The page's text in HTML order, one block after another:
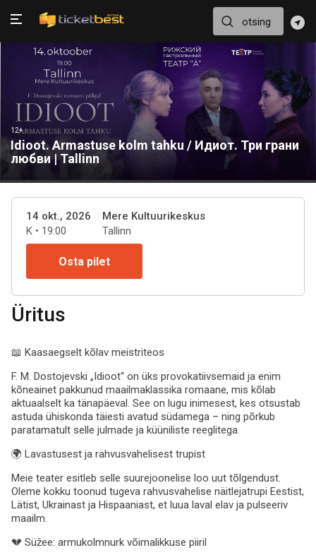
12+
Idioot. Armastuse kolm tahku / Идиот. Три грани
любви | Tallinn
14 okt., 2026
K • 19:00
Mere Kultuurikeskus
Tallinn
Osta pilet
Üritus
📖 Kaasaegselt kõlav meistriteos
F. M. Dostojevski „Idioot“ on üks provokatiivsemaid ja enim
kõneainet pakkunud maailmaklassika romaane, mis kõlab
aktuaalselt ka tänapäeval. See on lugu inimesest, kes otsustab
astuda ühiskonda täiesti avatud südamega – ning põrkub
paratamatult selle julmade ja küüniliste reeglitega.
🌍 Lavastusest ja rahvusvahelisest trupist
Meie teater esitleb selle suurejoonelise loo uut tõlgendust.
Oleme kokku toonud tugeva rahvusvahelise näitlejatrupi Eestist,
Lätist, Ukrainast ja Hispaaniast, et luua laval elav ja pulseeriv
maailm.
💔 Süžee: armukolmnurk võimalikkuse piiril